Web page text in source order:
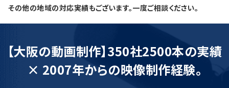
その他の地域の対応実績もございます。一度ご相談ください。
【大阪の動画制作】350社2500本の実績
× 2007年からの映像制作経験。